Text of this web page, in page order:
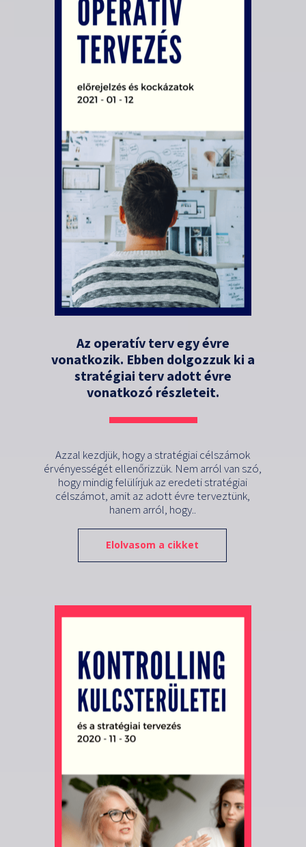
Az operatív terv egy évre
vonatkozik. Ebben dolgozzuk ki a
stratégiai terv adott évre
vonatkozó részleteit.
Azzal kezdjük, hogy a stratégiai célszámok
érvényességét ellenőrizzük. Nem arról van szó,
hogy mindig felülírjuk az eredeti stratégiai
célszámot, amit az adott évre terveztünk,
hanem arról, hogy..
Elolvasom a cikket